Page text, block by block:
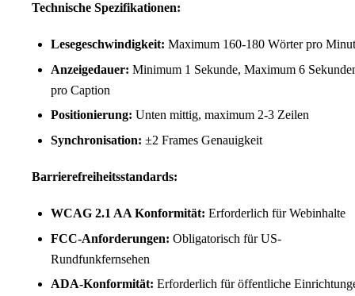
Technische Spezifikationen:
Lesegeschwindigkeit: Maximum 160-180 Wörter pro
Anzeigedauer: Minimum 1 Sekunde, Maximum 6
pro Caption
Positionierung: Unten mittig, maximum 2-3 Zeilen
Synchronisation: ±2 Frames Genauigkeit
Barrierefreiheitsstandards:
WCAG 2.1 AA Konformität: Erforderlich für Webinhalte
FCC-Anforderungen: Obligatorisch für US-
Rundfunkfernsehen
ADA-Konformität: Erforderlich für öffentliche